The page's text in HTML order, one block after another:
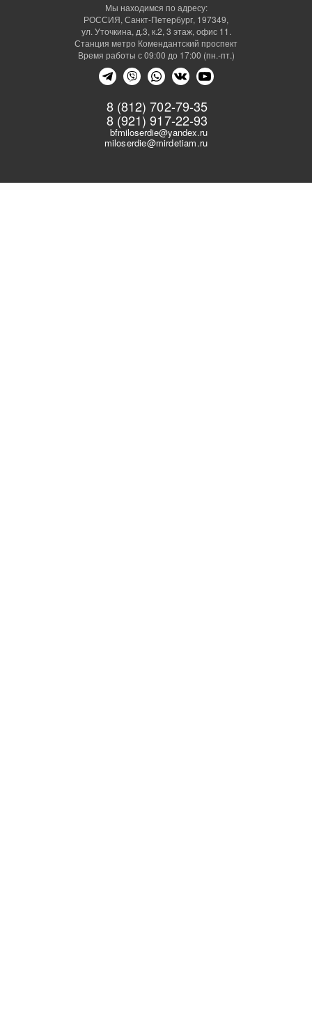
8 (812) 702-79-35
8 (921) 917-22-93
bfmiloserdie@yandex.ru
miloserdie@mirdetiam.ru
Мы находимся по адресу:
РОССИЯ, Санкт-Петербург, 197349,
ул. Уточкина, д.3, к.2, 3 этаж, офис 11.
Станция метро Комендантский проспект
Время работы с 09:00 до 17:00 (пн.-пт.)